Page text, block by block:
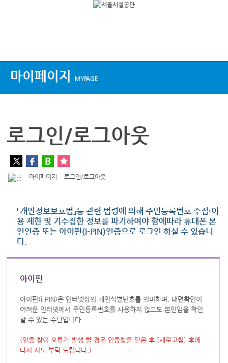
마이페이지 MYPAGE
로그인/로그아웃
마이페이지 로그인/로그아웃
「개인정보보호법」등 관련 법령에 의해 주민등록번호 수집·이
용 제한 및 기수집한 정보를 파기하여야 함에따라 휴대폰 본
인인증 또는 아이핀(I-PIN)인증으로 로그인 하실 수 있습니
다.
아이핀
아이핀(i-PIN)은 인터넷상의 개인식별번호를 의미하며, 대면확인이
어려운 인터넷에서 주민등록번호를 사용하지 않고도 본인임을 확인
할 수 있는 수단입니다.
(인증 창이 오류가 발생 할 경우 인증창을 닫은 후 [새로고침] 후에
다시 시도 부탁 드립니다.)